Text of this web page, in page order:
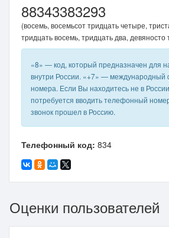
88343383293
(восемь, восемьсот тридцать четыре,
тридцать восемь, тридцать два, девяносто
«8» — код, который предназначен для
внутри России. «+7» — международный
номера. Если Вы находитесь не в
потребуется вводить телефонный
звонок прошел в Россию.
Телефонный код: 834
Оценки пользователей